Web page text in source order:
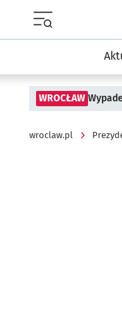
WROCŁAW
wroclaw.pl